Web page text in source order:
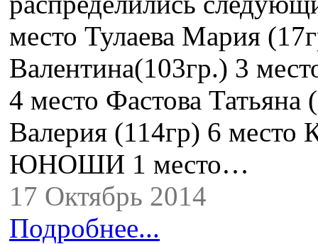
место Тулаева Мария
Валентина(103гр.) 3
4 место Фастова
Валерия (114гр) 6 место
ЮНОШИ 1 место…
17 Октябрь 2014
Подробнее...